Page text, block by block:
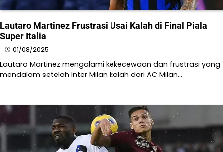
Lautaro Martinez Frustrasi Usai Kalah di Final Piala
Super Italia
01/08/2025
​Lautaro Martinez mengalami kekecewaan dan frustrasi yang
mendalam setelah Inter Milan kalah dari AC Milan…